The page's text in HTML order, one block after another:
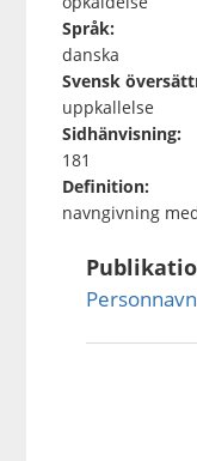
Språk:
danska
Svensk
uppkallelse
Sidhänvisning:
181
Definition:
navngivning